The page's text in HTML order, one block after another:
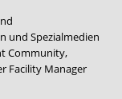
und Spezialmedien
Community,
Facility Manager